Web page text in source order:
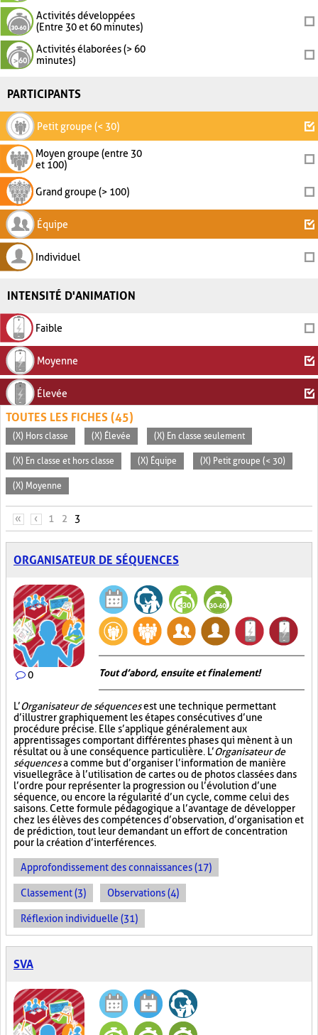
Activités développées
(Entre 30 et 60 minutes)
Activités élaborées (> 60
minutes)
PARTICIPANTS
Petit groupe (< 30)
Moyen groupe (entre 30
et 100)
Grand groupe (> 100)
Équipe
Individuel
INTENSITÉ D'ANIMATION
Faible
Moyenne
Élevée
TOUTES LES FICHES (45)
(X) Hors classe (X) Élevée (X) En classe seulement
(X) En classe et hors classe (X) Équipe (X) Petit groupe (< 30)
(X) Moyenne
PAGES
« ‹ 1 2 3
ORGANISATEUR DE SÉQUENCES
0 Tout d’abord, ensuite et finalement!
L’Organisateur de séquencesest une technique permettant
d’illustrer graphiquement les étapes consécutives d’une
procédure précise. Elle s’applique généralement aux
apprentissages comportant différentes phases qui mènent à un
résultat ou à une conséquence particulière. L’Organisateur de
séquencesa comme but d’organiser l’information de manière
visuellegrâce à l’utilisation de cartes ou de photos classées dans
l’ordre pour représenter la progression ou l’évolution d’une
séquence, ou encore la régularité d’un cycle, comme celui des
saisons. Cette formule pédagogique a l’avantage de développer
chez les élèves des compétences d’observation, d’organisation et
de prédiction, tout leur demandant un effort de concentration
pour la création d’interférences.
Approfondissement des connaissances (17)
Classement (3) Observations (4)
Réflexion individuelle (31)
SVA